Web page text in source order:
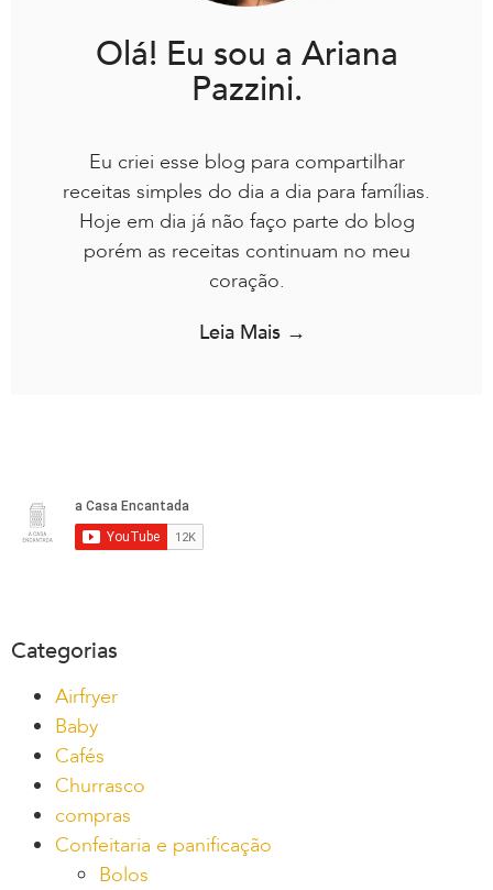
Olá! Eu sou a Ariana
Pazzini.
Eu criei esse blog para compartilhar
receitas simples do dia a dia para famílias.
Hoje em dia já não faço parte do blog
porém as receitas continuam no meu
coração.
Leia Mais →
Categorias
Airfryer
Baby
Cafés
Churrasco
compras
Confeitaria e panificação
Bolos